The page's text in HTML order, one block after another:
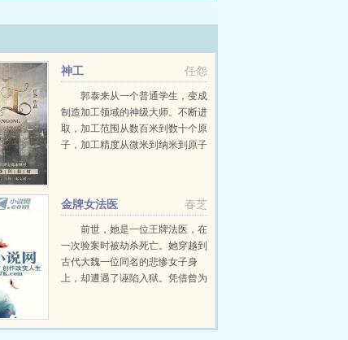
任怨
神工
郭泰来从一个普通学生，变成
制造加工领域的神级大师。不断进
取，加工范围从数百米到数十个原
子，加工精度从微米到纳米到原子
向华夏进口技术，是不是应该...春芝
金牌女法医
前世，她是一位王牌法医，在
一次验案时被劫杀死亡。她穿越到
古代大魏一位同名的悲惨女子身
上，却遭遇了诬陷入狱。凭借曾为
实的背后，却是一桩桩奇案和一个